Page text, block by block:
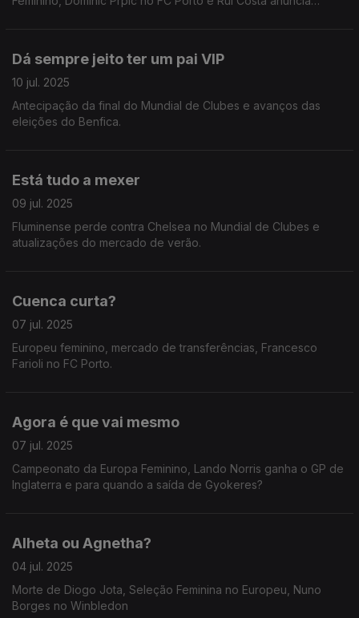
Dá sempre jeito ter um pai VIP
10 jul. 2025
Antecipação da final do Mundial de Clubes e avanços das
eleições do Benfica.
Está tudo a mexer
09 jul. 2025
Fluminense perde contra Chelsea no Mundial de Clubes e
atualizações do mercado de verão.
Cuenca curta?
07 jul. 2025
Europeu feminino, mercado de transferências, Francesco
Farioli no FC Porto.
Agora é que vai mesmo
07 jul. 2025
Campeonato da Europa Feminino, Lando Norris ganha o GP de
Inglaterra e para quando a saída de Gyokeres?
Alheta ou Agnetha?
04 jul. 2025
Morte de Diogo Jota, Seleção Feminina no Europeu, Nuno
Borges no Winbledon